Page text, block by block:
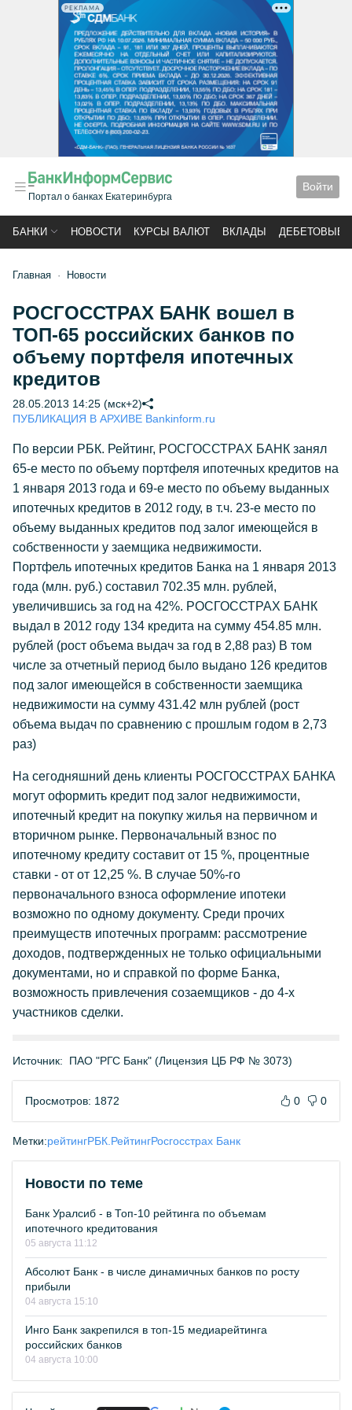
РЕКЛАМА
Портал о банках Екатеринбурга
Войти
БАНКИ НОВОСТИ КУРСЫ ВАЛЮТ ВКЛАДЫ ДЕБЕТОВЫЕ
Главная Новости
РОСГОССТРАХ БАНК вошел в
ТОП-65 российских банков по
объему портфеля ипотечных
кредитов
28.05.2013 14:25 (мск+2)
ПУБЛИКАЦИЯ В АРХИВЕ Bankinform.ru
По версии РБК. Рейтинг, РОСГОССТРАХ БАНК занял
65-е место по объему портфеля ипотечных кредитов на
1 января 2013 года и 69-е место по объему выданных
ипотечных кредитов в 2012 году, в т.ч. 23-е место по
объему выданных кредитов под залог имеющейся в
собственности у заемщика недвижимости.
Портфель ипотечных кредитов Банка на 1 января 2013
года (млн. руб.) составил 702.35 млн. рублей,
увеличившись за год на 42%. РОСГОССТРАХ БАНК
выдал в 2012 году 134 кредита на сумму 454.85 млн.
рублей (рост объема выдач за год в 2,88 раз) В том
числе за отчетный период было выдано 126 кредитов
под залог имеющейся в собственности заемщика
недвижимости на сумму 431.42 млн рублей (рост
объема выдач по сравнению с прошлым годом в 2,73
раз)
На сегодняшний день клиенты РОСГОССТРАХ БАНКА
могут оформить кредит под залог недвижимости,
ипотечный кредит на покупку жилья на первичном и
вторичном рынке. Первоначальный взнос по
ипотечному кредиту составит от 15 %, процентные
ставки - от от 12,25 %. В случае 50%-го
первоначального взноса оформление ипотеки
возможно по одному документу. Среди прочих
преимуществ ипотечных программ: рассмотрение
доходов, подтвержденных не только официальными
документами, но и справкой по форме Банка,
возможность привлечения созаемщиков - до 4-х
участников сделки.
Источник: ПАО "РГС Банк" (Лицензия ЦБ РФ № 3073)
Просмотров: 1872 0 0
Метки:рейтингРБК.РейтингРосгосстрах Банк
Новости по теме
Банк Уралсиб - в Топ-10 рейтинга по объемам
ипотечного кредитования
05 августа 11:12
Абсолют Банк - в числе динамичных банков по росту
прибыли
04 августа 15:10
Инго Банк закрепился в топ-15 медиарейтинга
российских банков
04 августа 10:00